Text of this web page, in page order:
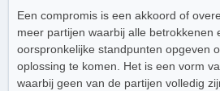
Een compromis is een akkoord of
meer partijen waarbij alle betrokkenen
oorspronkelijke standpunten opgeven
oplossing te komen. Het is een vorm
waarbij geen van de partijen volledig